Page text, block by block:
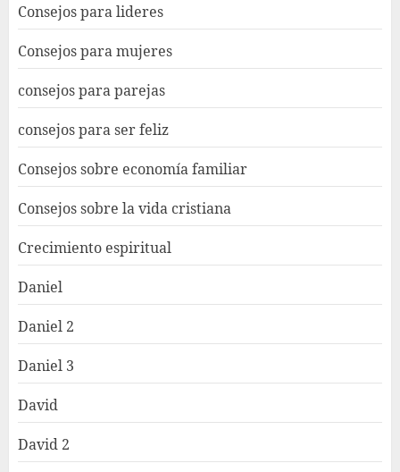
Consejos para lideres
Consejos para mujeres
consejos para parejas
consejos para ser feliz
Consejos sobre economía familiar
Consejos sobre la vida cristiana
Crecimiento espiritual
Daniel
Daniel 2
Daniel 3
David
David 2